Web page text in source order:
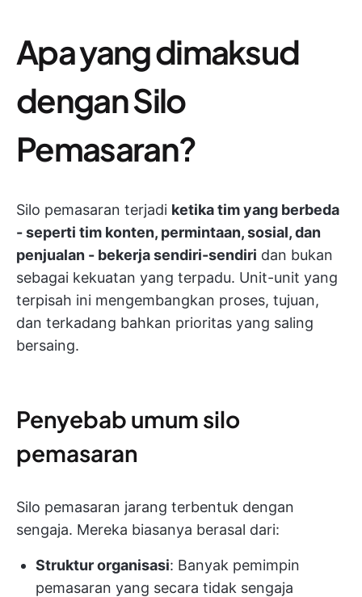
Apa yang dimaksud
dengan Silo
Pemasaran?
Silo pemasaran terjadi ketika tim yang berbeda
- seperti tim konten, permintaan, sosial, dan
penjualan - bekerja sendiri-sendiri dan bukan
sebagai kekuatan yang terpadu. Unit-unit yang
terpisah ini mengembangkan proses, tujuan,
dan terkadang bahkan prioritas yang saling
bersaing.
Penyebab umum silo
pemasaran
Silo pemasaran jarang terbentuk dengan
sengaja. Mereka biasanya berasal dari:
Struktur organisasi: Banyak pemimpin
pemasaran yang secara tidak sengaja